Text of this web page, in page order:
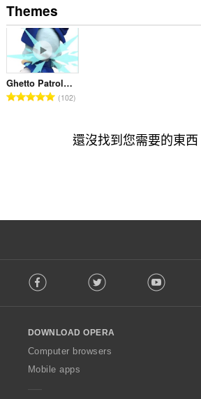
Themes
Ghetto Patrol (Cirno Fumo dancing)
評102
還沒找到您需要的東
o
w
O
p
Facebook Twitter Youtube
DOWNLOAD OPERA
Computer browsers
Mobile apps